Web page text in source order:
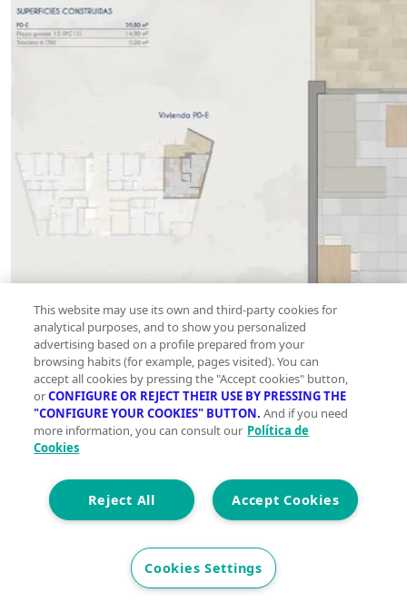
This website may use its own and third-party cookies for
analytical purposes, and to show you personalized
advertising based on a profile prepared from your
browsing habits (for example, pages visited). You can
accept all cookies by pressing the "Accept cookies" button,
orCONFIGURE OR REJECT THEIR USE BY PRESSING THE
"CONFIGURE YOUR COOKIES" BUTTON. And if you need
more information, you can consult our Política de
Cookies
Accept Cookies
Reject All
Cookies Settings